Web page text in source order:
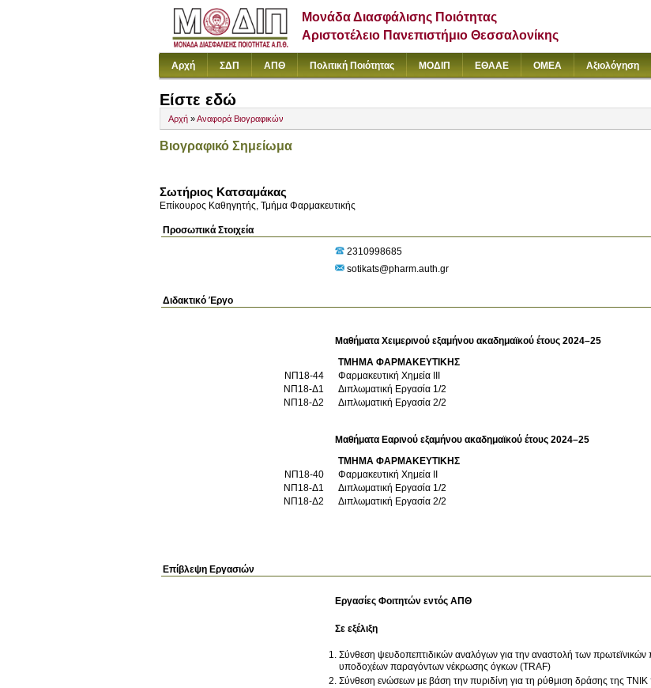
Μονάδα Διασφάλισης Ποιότητας
Αριστοτέλειο Πανεπιστήμιο Θεσσαλονίκης
Αρχή ΣΔΠ ΑΠΘ Πολιτική Ποιότητας ΜΟΔΙΠ ΕΘΑΑΕ ΟΜΕΑ Αξιολόγηση
Είστε εδώ
Αρχή »Αναφορά Βιογραφικών
Βιογραφικό Σημείωμα
Σωτήριος Κατσαμάκας
Επίκουρος Καθηγητής, Τμήμα Φαρμακευτικής
Προσωπικά Στοιχεία
2310998685
sotikats@pharm.auth.gr
Διδακτικό Έργο
Μαθήματα Χειμερινού εξαμήνου ακαδημαϊκού έτους 2024–25
ΤΜΗΜΑ ΦΑΡΜΑΚΕΥΤΙΚΗΣ
ΝΠ18-44
Φαρμακευτική Χημεία ΙΙΙ
ΝΠ18-Δ1
Διπλωματική Εργασία 1/2
ΝΠ18-Δ2
Διπλωματική Εργασία 2/2
Μαθήματα Εαρινού εξαμήνου ακαδημαϊκού έτους 2024–25
ΤΜΗΜΑ ΦΑΡΜΑΚΕΥΤΙΚΗΣ
ΝΠ18-40
Φαρμακευτική Χημεία ΙΙ
ΝΠ18-Δ1
Διπλωματική Εργασία 1/2
ΝΠ18-Δ2
Διπλωματική Εργασία 2/2
Επίβλεψη Εργασιών
Εργασίες Φοιτητών εντός ΑΠΘ
Σε εξέλιξη
Σύνθεση ψευδοπεπτιδικών αναλόγων για την αναστολή των πρωτεϊνικών
υποδοχέων παραγόντων νέκρωσης όγκων (TRAF)
Σύνθεση ενώσεων με βάση την πυριδίνη για τη ρύθμιση δράσης της ΤΝΙΚ